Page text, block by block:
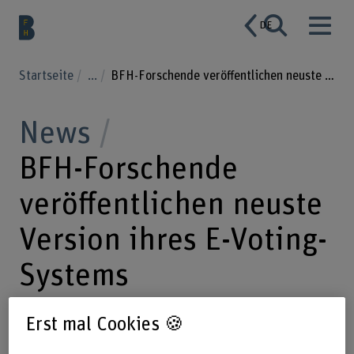
DE
Startseite ... BFH-Forschende veröffentlichen neuste Version ihres E-Voting-Systems
News
BFH-Forschende
veröffentlichen neuste
Version ihres E-Voting-
Systems
Erst mal Cookies 🍪